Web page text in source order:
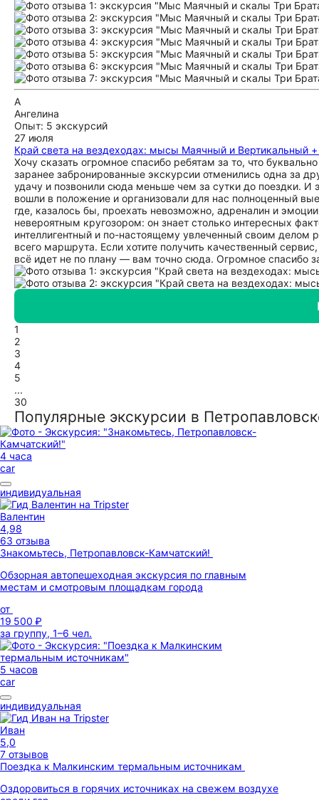
А
Ангелина
Опыт: 5 экскурсий
27 июля
Край света на вездеходах: мысы Маячный и Вертикальный
Хочу сказать огромное спасибо ребятам за то, что
заранее забронированные экскурсии отменились одна за
удачу и позвонили сюда меньше чем за сутки до поездки.
вошли в положение и организовали для нас полноценный
где, казалось бы, проехать невозможно, адреналин и
невероятным кругозором: он знает столько интересных
интеллигентный и по-настоящему увлеченный своим
всего маршрута. Если хотите получить качественный
всё идет не по плану — вам точно сюда. Огромное спасибо
1
2
3
4
5
...
30
Популярные экскурсии в
4 часа
car
индивидуальная
Валентин
4,98
63 отзыва
Знакомьтесь, Петропавловск-Камчатский!
Обзорная автопешеходная экскурсия по главным
местам и смотровым площадкам города
от
19 500 ₽
за группу, 1–6 чел.
5 часов
car
индивидуальная
Иван
5,0
7 отзывов
Поездка к Малкинским термальным источникам
Оздоровиться в горячих источниках на свежем воздухе